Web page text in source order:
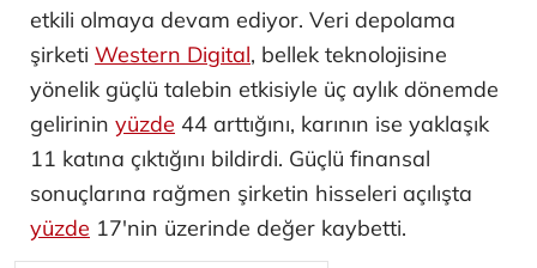
etkili olmaya devam ediyor. Veri depolama
şirketi Western Digital, bellek teknolojisine
yönelik güçlü talebin etkisiyle üç aylık dönemde
gelirinin yüzde 44 arttığını, karının ise yaklaşık
11 katına çıktığını bildirdi. Güçlü finansal
sonuçlarına rağmen şirketin hisseleri açılışta
yüzde 17'nin üzerinde değer kaybetti.